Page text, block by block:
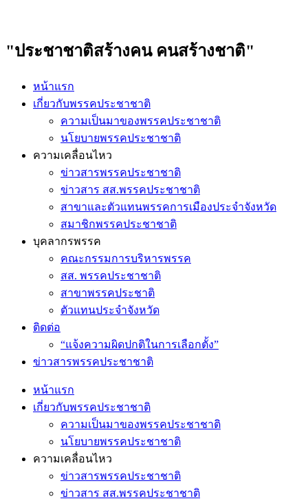
"ประชาชาติสร้างคน คนสร้างชาติ"
หน้าแรก
เกี่ยวกับพรรคประชาชาติ
ความเป็นมาของพรรคประชาชาติ
นโยบายพรรคประชาชาติ
ความเคลื่อนไหว
ข่าวสารพรรคประชาชาติ
ข่าวสาร สส.พรรคประชาชาติ
สาขาและตัวแทนพรรคการเมืองประจำจังหวัด
สมาชิกพรรคประชาชาติ
บุคลากรพรรค
คณะกรรมการบริหารพรรค
สส. พรรคประชาชาติ
สาขาพรรคประชาติ
ตัวแทนประจำจังหวัด
ติดต่อ
“แจ้งความผิดปกติในการเลือกตั้ง”
ข่าวสารพรรคประชาชาติ
หน้าแรก
เกี่ยวกับพรรคประชาชาติ
ความเป็นมาของพรรคประชาชาติ
นโยบายพรรคประชาชาติ
ความเคลื่อนไหว
ข่าวสารพรรคประชาชาติ
ข่าวสาร สส.พรรคประชาชาติ